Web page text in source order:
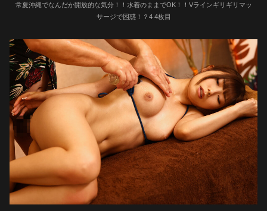
常夏沖縄でなんだか開放的な気分！！水着のままでOK！！Vラインギリギリマッ
サージで困惑！？4 4枚目